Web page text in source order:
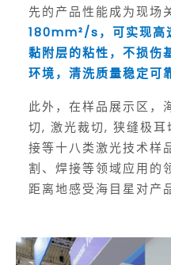
先的产品性能成为现场
180mm²/s，可实现高
黏附层的粘性，不损伤
环境，清洗质量稳定可
此外，在样品展示区，
切, 激光裁切, 狭缝极
接等十八类激光技术样
割、焊接等领域应用的
距离地感受海目星对产